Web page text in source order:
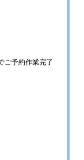
ご予約作業完了